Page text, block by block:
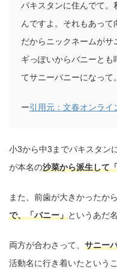
パキスタンに住んでて。
んですよ。それもあっ
だからニックネームが
ギっぽいからバニーと
てサニーバニーになって。
ー引用元：文春オンライ
小3から中3までパキスタン
が本名の沙菜から派生して
また、前歯が大きかったから
で、「バニー」というあだ
両方が合わさって、 サニー
活動名に行き着いたという